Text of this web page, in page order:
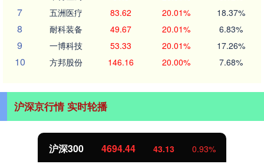
7 五洲医疗 83.62 20.01% 18.37%
8 耐科装备 49.67 20.01% 6.83%
9 一博科技 53.33 20.01% 17.26%
10 方邦股份 146.16 20.00% 7.68%
沪深京行情 实时轮播
沪深300 4694.44 43.13 0.93%